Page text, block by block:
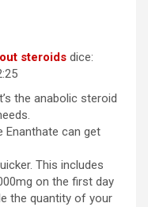
steroids dice:
the anabolic steroid
Enanthate can get
This includes
on the first day
the quantity of your